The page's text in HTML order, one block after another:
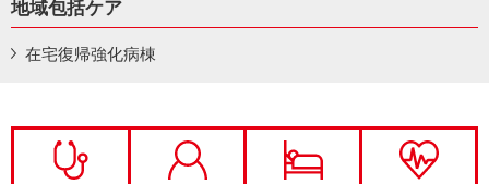
地域包括ケア
在宅復帰強化病棟